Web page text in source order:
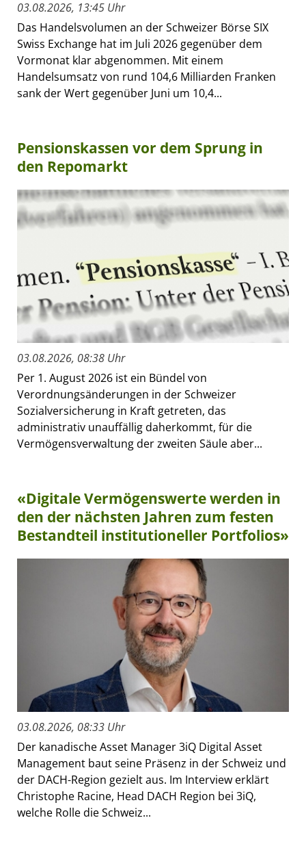
03.08.2026, 13:45 Uhr
Das Handelsvolumen an der Schweizer Börse SIX
Swiss Exchange hat im Juli 2026 gegenüber dem
Vormonat klar abgenommen. Mit einem
Handelsumsatz von rund 104,6 Milliarden Franken
sank der Wert gegenüber Juni um 10,4...
Pensionskassen vor dem Sprung in
den Repomarkt
03.08.2026, 08:38 Uhr
Per 1. August 2026 ist ein Bündel von
Verordnungsänderungen in der Schweizer
Sozialversicherung in Kraft getreten, das
administrativ unauffällig daherkommt, für die
Vermögensverwaltung der zweiten Säule aber...
«Digitale Vermögenswerte werden in
den der nächsten Jahren zum festen
Bestandteil institutioneller Portfolios»
03.08.2026, 08:33 Uhr
Der kanadische Asset Manager 3iQ Digital Asset
Management baut seine Präsenz in der Schweiz und
der DACH-Region gezielt aus. Im Interview erklärt
Christophe Racine, Head DACH Region bei 3iQ,
welche Rolle die Schweiz...